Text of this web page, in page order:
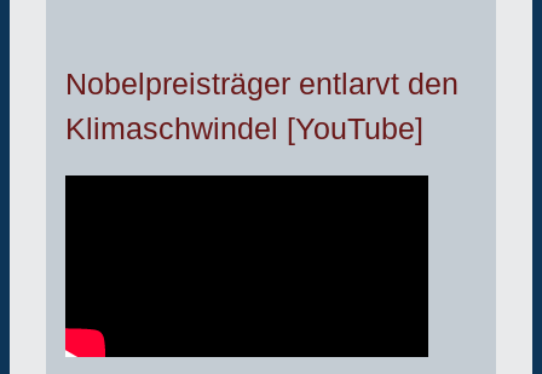
Nobelpreisträger entlarvt den
Klimaschwindel [YouTube]